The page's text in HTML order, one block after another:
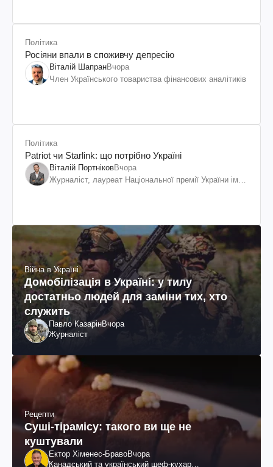
Політика
Росіяни впали в споживчу депресію
Віталій ШапранВчора
Член Українського товариства фінансових аналітиків
Політика
Patriot чи Starlink: що потрібно Україні
Віталій ПортніковВчора
Журналіст, лауреат Національної премії України ім.
Війна в Україні
Домобілізація в Україні: у тилу
достатньо людей для заміни тих, хто
служить
Павло КазарінВчора
Журналіст
Рецепти
Суші-тірамісу: такого ви ще не
куштували
Ектор Хіменес-БравоВчора
Канадський та український шеф-кухар